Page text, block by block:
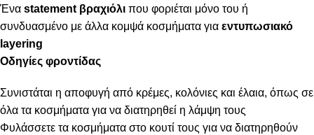
Ένα statement βραχιόλι που φοριέται μόνο του ή
συνδυασμένο με άλλα κομψά κοσμήματα για εντυπωσιακό
layering
Οδηγίες φροντίδας
Συνιστάται η αποφυγή από κρέμες, κολόνιες και έλαια, όπως σε
όλα τα κοσμήματα για να διατηρηθεί η λάμψη τους
Φυλάσσετε τα κοσμήματα στο κουτί τους για να διατηρηθούν